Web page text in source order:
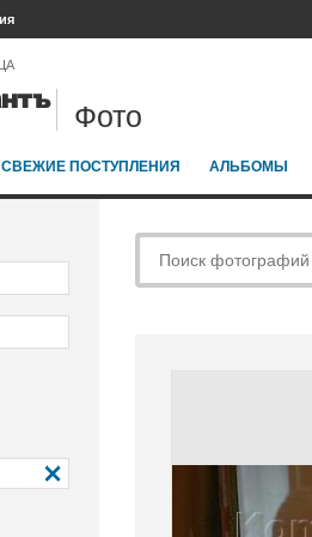
Фото
СВЕЖИЕ ПОСТУПЛЕНИЯ АЛЬБОМЫ